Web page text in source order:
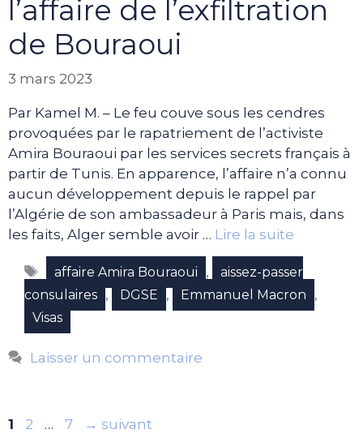
l’affaire de l’exfiltration
de Bouraoui
3 mars 2023
Par Kamel M. – Le feu couve sous les cendres
provoquées par le rapatriement de l’activiste
Amira Bouraoui par les services secrets français à
partir de Tunis. En apparence, l’affaire n’a connu
aucun développement depuis le rappel par
l’Algérie de son ambassadeur à Paris mais, dans
les faits, Alger semble avoir … Lire la suite
Étiquettes
affaire Amira Bouraoui ,
aissez-passer
consulaires , DGSE , Emmanuel Macron ,
Visas
Laisser un commentaire
Page
1 Page
2 … Page
7 → suivant